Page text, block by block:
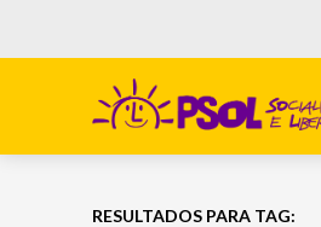
RESULTADOS PARA TAG: